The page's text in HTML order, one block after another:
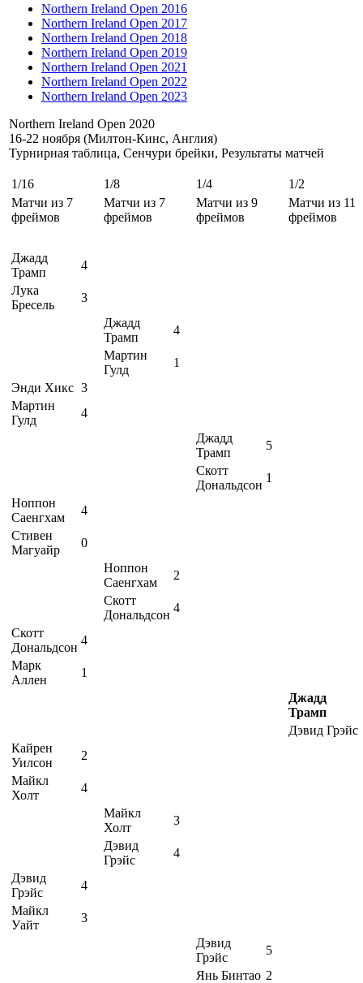
Northern Ireland Open 2016
Northern Ireland Open 2017
Northern Ireland Open 2018
Northern Ireland Open 2019
Northern Ireland Open 2021
Northern Ireland Open 2022
Northern Ireland Open 2023
Northern Ireland Open 2020
16-22 ноября (Милтон-Кинс, Англия)
Турнирная таблица, Сенчури брейки, Результаты матчей
1/16 1/8 1/4
1/2
Матчи из 7
фреймов
Матчи из 7
фреймов
Матчи из 9
фреймов
Матчи из 11
фреймов
Джадд
Трамп
4
Лука
Бресель
3
Джадд
Трамп
4
Мартин
Гулд
1
Энди Хикс 3
Мартин
Гулд
4
Джадд
Трамп
5
Скотт
Дональдсон
1
Ноппон
Саенгхам
4
Стивен
Магуайр
0
Ноппон
Саенгхам
2
Скотт
Дональдсон
4
Скотт
Дональдсон
4
Марк
Аллен
1
Джадд
Трамп
Дэвид Грэйс
Кайрен
Уилсон
2
Майкл
Холт
4
Майкл
Холт
3
Дэвид
Грэйс
4
Дэвид
Грэйс
4
Майкл
Уайт
3
Дэвид
Грэйс
5
Янь Бинтао 2